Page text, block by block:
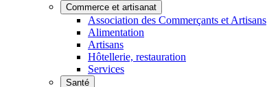
Commerce et artisanat
Association des Commerçants et Artisans
Alimentation
Artisans
Hôtellerie, restauration
Services
Santé